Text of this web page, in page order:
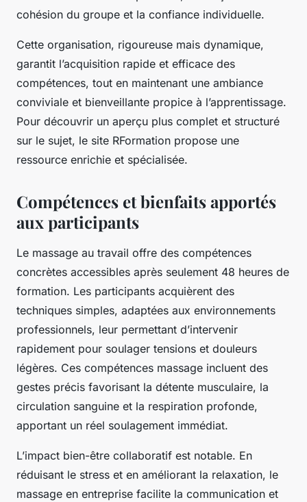
cohésion du groupe et la confiance individuelle.
Cette organisation, rigoureuse mais dynamique,
garantit l’acquisition rapide et efficace des
compétences, tout en maintenant une ambiance
conviviale et bienveillante propice à l’apprentissage.
Pour découvrir un aperçu plus complet et structuré
sur le sujet, le site RFormation propose une
ressource enrichie et spécialisée.
Compétences et bienfaits apportés
aux participants
Le massage au travail offre des compétences
concrètes accessibles après seulement 48 heures de
formation. Les participants acquièrent des
techniques simples, adaptées aux environnements
professionnels, leur permettant d’intervenir
rapidement pour soulager tensions et douleurs
légères. Ces compétences massage incluent des
gestes précis favorisant la détente musculaire, la
circulation sanguine et la respiration profonde,
apportant un réel soulagement immédiat.
L’impact bien-être collaboratif est notable. En
réduisant le stress et en améliorant la relaxation, le
massage en entreprise facilite la communication et